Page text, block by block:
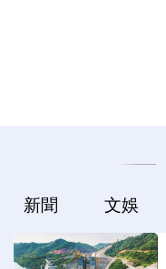
新聞 文娛